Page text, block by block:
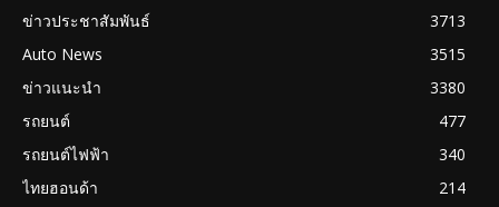
ข่าวประชาสัมพันธ์
3713
Auto News
3515
ข่าวแนะนำ
3380
รถยนต์
477
รถยนต์ไฟฟ้า
340
ไทยฮอนด้า
214